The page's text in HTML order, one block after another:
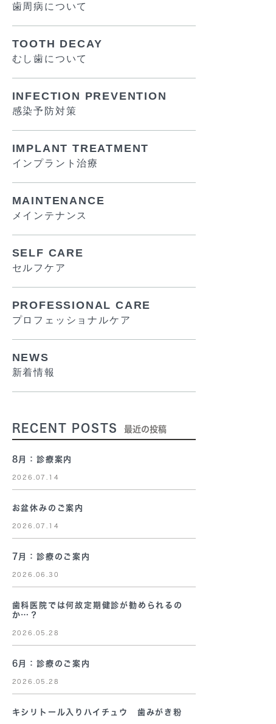
歯周病について
TOOTH DECAY
むし歯について
INFECTION PREVENTION
感染予防対策
IMPLANT TREATMENT
インプラント治療
MAINTENANCE
メインテナンス
SELF CARE
セルフケア
PROFESSIONAL CARE
プロフェッショナルケア
NEWS
新着情報
RECENT POSTS 最近の投稿
8月：診療案内
2026.07.14
お盆休みのご案内
2026.07.14
7月：診療のご案内
2026.06.30
歯科医院では何故定期健診が勧められるの
か…？
2026.05.28
6月：診療のご案内
2026.05.28
キシリトール入りハイチュウ 歯みがき粉